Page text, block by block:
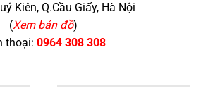
Kiên, Q.Cầu Giấy, Hà Nội
(Xem bản đồ)
thoại: 0964 308 308